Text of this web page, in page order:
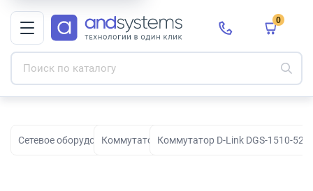
0
Сетевое оборудованиеКоммутаторыКоммутатор D-Link DGS-1510-